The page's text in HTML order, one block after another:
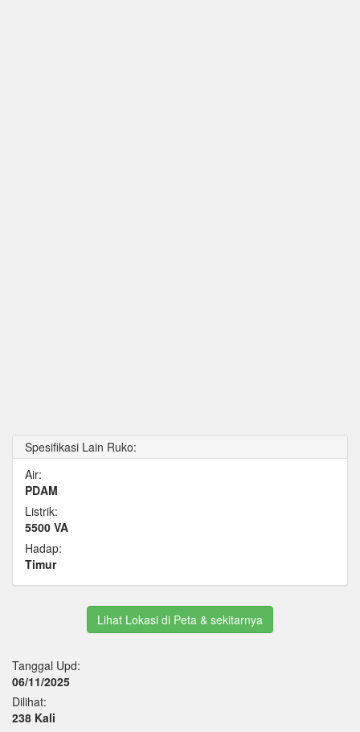
Spesifikasi Lain Ruko:
Air:
PDAM
Listrik:
5500 VA
Hadap:
Timur
Lihat Lokasi di Peta & sekitarnya
Tanggal Upd:
06/11/2025
Dilihat:
238 Kali